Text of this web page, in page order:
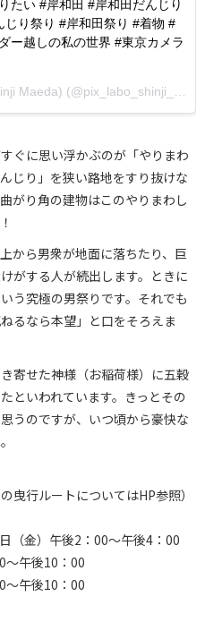
たい #岸和田 #岸和田だんじり
り祭り #岸和田祭り #着物 #
ー越しの私の世界 #東京カメラ
A photo posted by 前田 慎司(Shinji Maeda) (@pix_labo_shinji_maeda) on
ぐに思い浮かぶのが「やりまわ
じり」を狭い路地をすり抜けな
がり角の建物はこのやりまわし
から男衆が地面に落ちたり、巨
がする人が続出します。ときに
う究極の男祭りです。それでも
るなら本望」と口をそろえま
寄せた神様（お稲荷様）に五穀
といわれています。きっとその
うのですが、いつ頃から豪快な
曳行ルートについてはHP参照）
（金）午後2：00～午後4：00
～午後10：00
～午後10：00